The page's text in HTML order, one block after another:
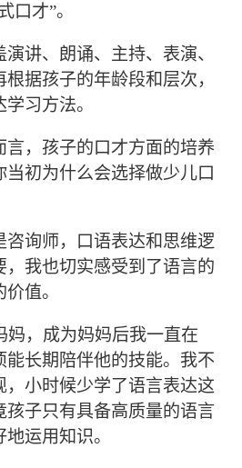
口才”。
讲、朗诵、主持、表演、
据孩子的年龄段和层次，
习方法。
言，孩子的口才方面的培养
初为什么会选择做少儿口
咨询师，口语表达和思维逻
，我也切实感受到了语言的
值。
妈，成为妈妈后我一直在
能长期陪伴他的技能。我不
，小时候少学了语言表达这
子只有具备高质量的语言
运用知识。